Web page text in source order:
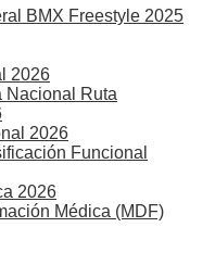
BMX Freestyle 2025
2026
Nacional Ruta
2026
Funcional
2026
Médica (MDF)